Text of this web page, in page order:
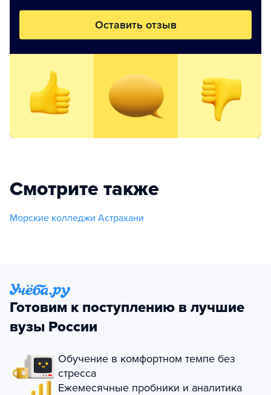
Оставить отзыв
Смотрите также
Морские колледжи Астрахани
Готовим к поступлению в лучшие
вузы России
Обучение в комфортном темпе без
стресса
Ежемесячные пробники и аналитика